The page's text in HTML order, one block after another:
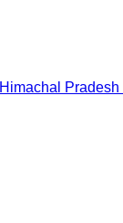
Himachal Pradesh